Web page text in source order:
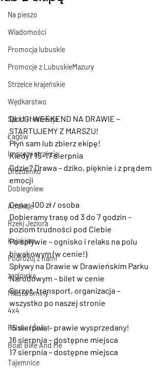
Na pieszo
Wiadomości
Promocja lubuskie
Promocje z LubuskieMazury
Strzelce krajeńskie
Wędkarstwo
Sport i rekreacja
Łagów
Imprezy atrakcje
Drezdenko
Dobiegniew
Atrakcje
Rzeki Jeziora
Kajakiem
Podróżuj z nami
żaglówką
Miasta Gminy
4x4
Polska i Świat
Boat Bike And Me
Tajemnice
DŁUGI WEEKEND NA DRAWIE –
STARTUJEMY Z MARSZU!
Płyń sam lub zbierz ekipę!
Kiedy? 15–17 sierpnia
Gdzie? Drawa – dziko, pięknie i z prądem
emocji
Cena: 100 zł / osoba
Dobieramy trasę od 3 do 7 godzin –
poziom trudności pod Ciebie
Po spływie – ognisko i relaks na polu
biwakowym (w cenie!)
Spływy na Drawie w Drawieńskim Parku
Narodowym – bilet w cenie
Sprzęt, transport, organizacja –
wszystko po naszej stronie
15 sierpnia – prawie wysprzedany!
16 sierpnia – dostępne miejsca
17 sierpnia – dostępne miejsca